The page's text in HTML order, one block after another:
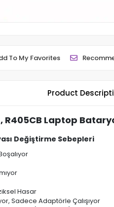
To My Favorites
Product
R405CB Laptop
Değiştirme Sebepleri
Hasar
Sadece Adaptörle Çalışıyor